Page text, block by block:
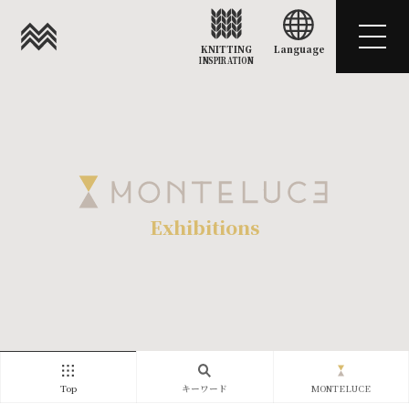
KNITTING
INSPIRATION
Language
Exhibitions
Top キーワード MONTELUCE